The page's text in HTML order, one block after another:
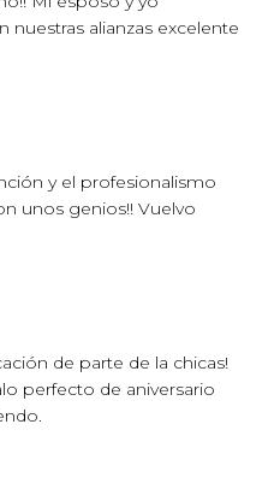
alianzas excelente
y el profesionalismo
unos genios!! Vuelvo
de parte de la chicas!
perfecto de aniversario